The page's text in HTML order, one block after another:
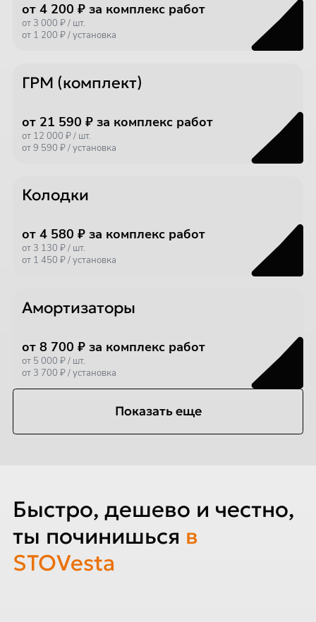
от 4 200 ₽ за комплекс работ
от 3 000 ₽ / шт.
от 1 200 ₽ / установка
ГРМ (комплект)
от 21 590 ₽ за комплекс работ
от 12 000 ₽ / шт.
от 9 590 ₽ / установка
Колодки
от 4 580 ₽ за комплекс работ
от 3 130 ₽ / шт.
от 1 450 ₽ / установка
Амортизаторы
от 8 700 ₽ за комплекс работ
от 5 000 ₽ / шт.
от 3 700 ₽ / установка
Показать еще
Быстро, дешево и честно,
ты починишься в
STOVesta